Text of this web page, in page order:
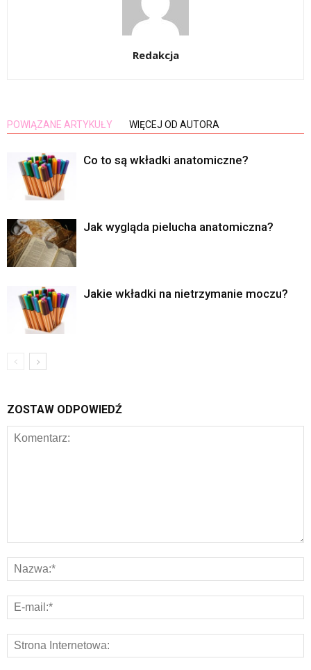
Redakcja
POWIĄZANE ARTYKUŁY WIĘCEJ OD AUTORA
Co to są wkładki anatomiczne?
Jak wygląda pielucha anatomiczna?
Jakie wkładki na nietrzymanie moczu?
ZOSTAW ODPOWIEDŹ